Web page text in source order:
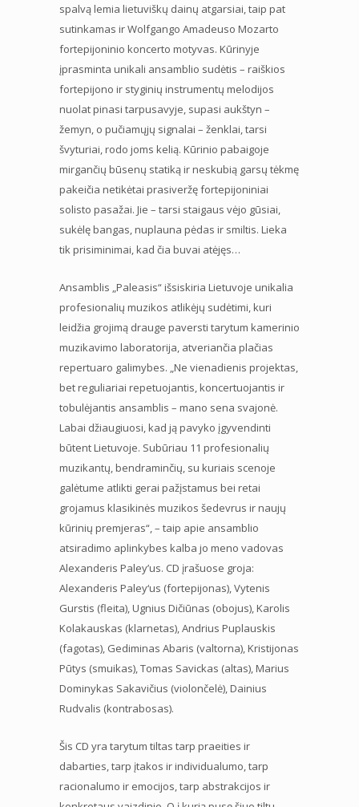
spalvą lemia lietuviškų dainų atgarsiai, taip pat
sutinkamas ir Wolfgango Amadeuso Mozarto
fortepijoninio koncerto motyvas. Kūrinyje
įprasminta unikali ansamblio sudėtis – raiškios
fortepijono ir styginių instrumentų melodijos
nuolat pinasi tarpusavyje, supasi aukštyn –
žemyn, o pučiamųjų signalai – ženklai, tarsi
švyturiai, rodo joms kelią. Kūrinio pabaigoje
mirgančių būsenų statiką ir neskubią garsų tėkmę
pakeičia netikėtai prasiveržę fortepijoniniai
solisto pasažai. Jie – tarsi staigaus vėjo gūsiai,
sukėlę bangas, nuplauna pėdas ir smiltis. Lieka
tik prisiminimai, kad čia buvai atėjęs…
Ansamblis „Paleasis“ išsiskiria Lietuvoje unikalia
profesionalių muzikos atlikėjų sudėtimi, kuri
leidžia grojimą drauge paversti tarytum kamerinio
muzikavimo laboratorija, atveriančia plačias
repertuaro galimybes. „Ne vienadienis projektas,
bet reguliariai repetuojantis, koncertuojantis ir
tobulėjantis ansamblis – mano sena svajonė.
Labai džiaugiuosi, kad ją pavyko įgyvendinti
būtent Lietuvoje. Subūriau 11 profesionalių
muzikantų, bendraminčių, su kuriais scenoje
galėtume atlikti gerai pažįstamus bei retai
grojamus klasikinės muzikos šedevrus ir naujų
kūrinių premjeras“, – taip apie ansamblio
atsiradimo aplinkybes kalba jo meno vadovas
Alexanderis Paleyʼus. CD įrašuose groja:
Alexanderis Paley‘us (fortepijonas), Vytenis
Gurstis (fleita), Ugnius Dičiūnas (obojus), Karolis
Kolakauskas (klarnetas), Andrius Puplauskis
(fagotas), Gediminas Abaris (valtorna), Kristijonas
Pūtys (smuikas), Tomas Savickas (altas), Marius
Dominykas Sakavičius (violončelė), Dainius
Rudvalis (kontrabosas).
Šis CD yra tarytum tiltas tarp praeities ir
dabarties, tarp įtakos ir individualumo, tarp
racionalumo ir emocijos, tarp abstrakcijos ir